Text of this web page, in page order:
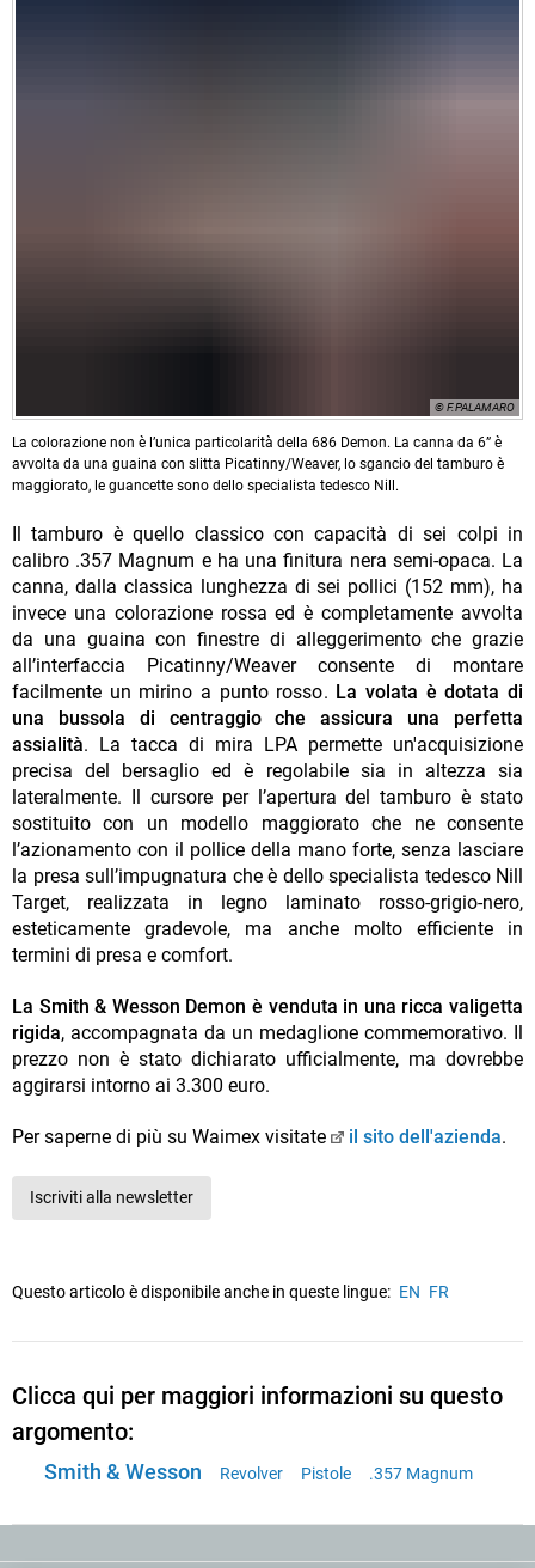
© F.PALAMARO
La colorazione non è l’unica particolarità della 686 Demon. La canna da 6” è
avvolta da una guaina con slitta Picatinny/Weaver, lo sgancio del tamburo è
maggiorato, le guancette sono dello specialista tedesco Nill.
Il tamburo è quello classico con capacità di sei colpi in
calibro .357 Magnum e ha una finitura nera semi-opaca. La
canna, dalla classica lunghezza di sei pollici (152 mm), ha
invece una colorazione rossa ed è completamente avvolta
da una guaina con finestre di alleggerimento che grazie
all’interfaccia Picatinny/Weaver consente di montare
facilmente un mirino a punto rosso. La volata è dotata di
una bussola di centraggio che assicura una perfetta
assialità. La tacca di mira LPA permette un'acquisizione
precisa del bersaglio ed è regolabile sia in altezza sia
lateralmente. Il cursore per l’apertura del tamburo è stato
sostituito con un modello maggiorato che ne consente
l’azionamento con il pollice della mano forte, senza lasciare
la presa sull’impugnatura che è dello specialista tedesco Nill
Target, realizzata in legno laminato rosso-grigio-nero,
esteticamente gradevole, ma anche molto efficiente in
termini di presa e comfort.
La Smith & Wesson Demon è venduta in una ricca valigetta
rigida, accompagnata da un medaglione commemorativo. Il
prezzo non è stato dichiarato ufficialmente, ma dovrebbe
aggirarsi intorno ai 3.300 euro.
Per saperne di più su Waimex visitate il sito dell'azienda.
Iscriviti alla newsletter
Questo articolo è disponibile anche in queste lingue: EN FR
Clicca qui per maggiori informazioni su questo
argomento:
Smith & Wesson Revolver Pistole .357 Magnum